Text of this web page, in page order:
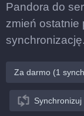
Pandora do
zmień ostatnie
synchronizację.
Za darmo (1
Synchronizuj